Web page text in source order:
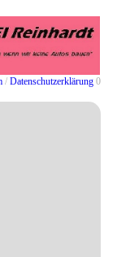
/ Datenschutzerklärung 0